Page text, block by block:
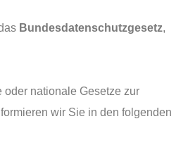
Bundesdatenschutzgesetz,
oder nationale Gesetze zur
wir Sie in den folgenden